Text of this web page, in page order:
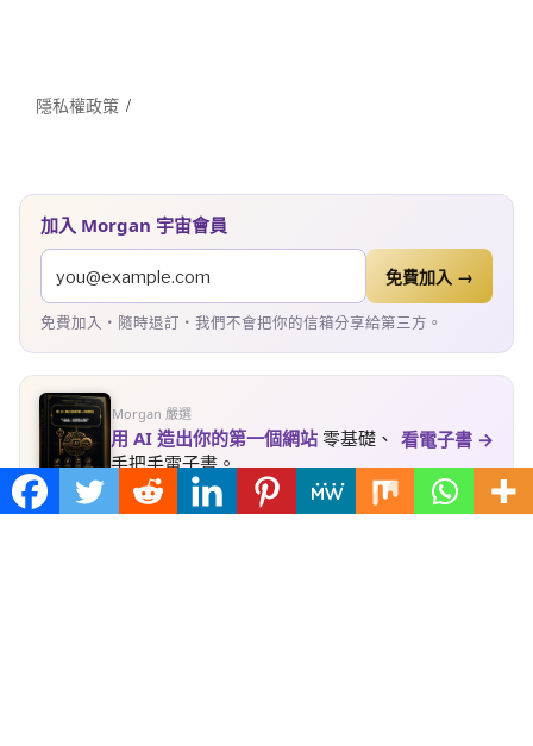
隱私權政策
加入 Morgan 宇宙會員
免費加入 →
免費加入・隨時退訂・我們不會把你的信箱分享給第三方。
Morgan 嚴選
用 AI 造出你的第一個網站 零基礎、
手把手電子書。
看電子書 →